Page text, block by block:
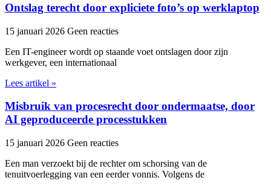
Ontslag terecht door expliciete foto’s op werklaptop
15 januari 2026 Geen reacties
Een IT-engineer wordt op staande voet ontslagen door zijn
werkgever, een internationaal
Lees artikel »
Misbruik van procesrecht door ondermaatse, door
AI geproduceerde processtukken
15 januari 2026 Geen reacties
Een man verzoekt bij de rechter om schorsing van de
tenuitvoerlegging van een eerder vonnis. Volgens de